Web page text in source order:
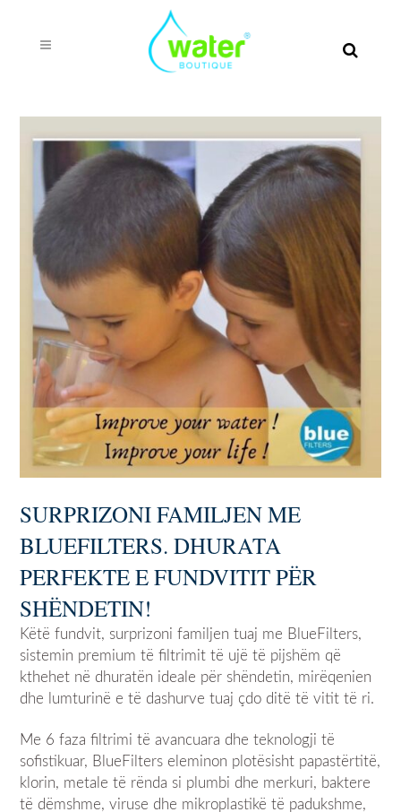
SURPRIZONI FAMILJEN ME
BLUEFILTERS. DHURATA
PERFEKTE E FUNDVITIT PËR
SHËNDETIN!
Këtë fundvit, surprizoni familjen tuaj me BlueFilters,
sistemin premium të filtrimit të ujë të pijshëm që
kthehet në dhuratën ideale për shëndetin, mirëqenien
dhe lumturinë e të dashurve tuaj çdo ditë të vitit të ri.
Me 6 faza filtrimi të avancuara dhe teknologji të
sofistikuar, BlueFilters eleminon plotësisht papastërtitë,
klorin, metale të rënda si plumbi dhe merkuri, baktere
të dëmshme, viruse dhe mikroplastikë të padukshme,